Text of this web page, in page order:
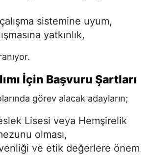
sistemine uyum,
yatkınlık,
İçin Başvuru Şartları
görev alacak adayların;
Lisesi veya Hemşirelik
olması,
ve etik değerlere önem